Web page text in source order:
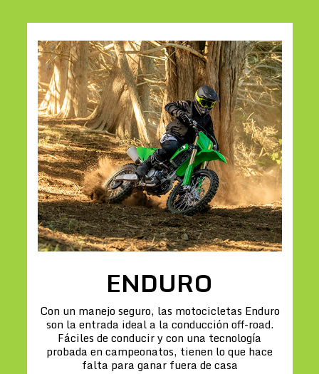
ENDURO
Con un manejo seguro, las motocicletas Enduro
son la entrada ideal a la conducción off-road.
Fáciles de conducir y con una tecnología
probada en campeonatos, tienen lo que hace
falta para ganar fuera de casa